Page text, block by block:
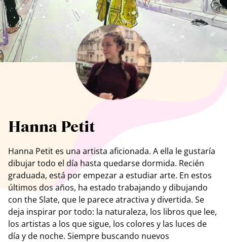
Ver todos los artistas
Hanna Petit
Hanna Petit es una artista aficionada. A ella le gustaría
dibujar todo el día hasta quedarse dormida. Recién
graduada, está por empezar a estudiar arte. En estos
últimos dos años, ha estado trabajando y dibujando
con the Slate, que le parece atractiva y divertida. Se
deja inspirar por todo: la naturaleza, los libros que lee,
los artistas a los que sigue, los colores y las luces de
día y de noche. Siempre buscando nuevos